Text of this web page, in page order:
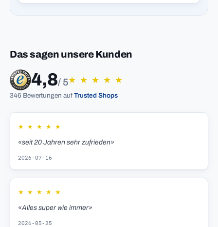
Das sagen unsere Kunden
4,8/ 5★ ★ ★ ★ ★
346 Bewertungen auf Trusted Shops
★ ★ ★ ★ ★
«seit 20 Jahren sehr zufrieden»
2026-07-16
★ ★ ★ ★ ★
«Alles super wie immer»
2026-05-25